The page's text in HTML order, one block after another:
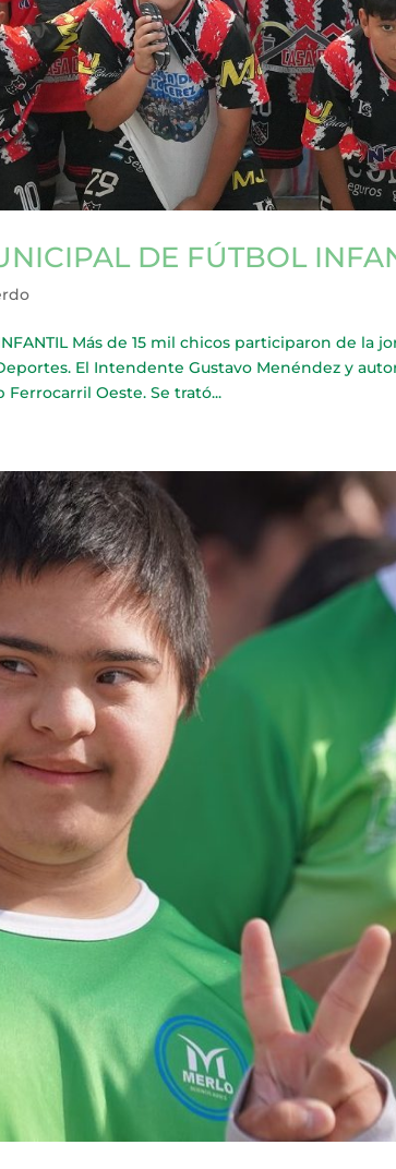
DE FÚTBOL
Más de 15 mil chicos participaron de la
El Intendente Gustavo Menéndez y
Oeste. Se trató...